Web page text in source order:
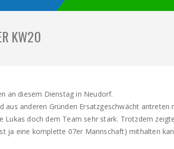
KW20
an diesem Dienstag in Neudorf.
aus anderen Gründen Ersatzgeschwächt
Lukas doch dem Team sehr stark. Trotzdem
ja eine komplette 07er Mannschaft) mithalten